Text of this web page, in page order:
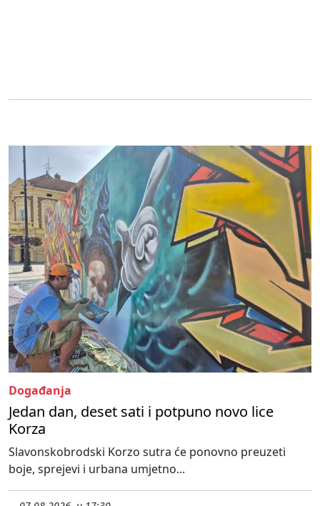
Događanja
Jedan dan, deset sati i potpuno novo lice
Korza
Slavonskobrodski Korzo sutra će ponovno preuzeti
boje, sprejevi i urbana umjetno...